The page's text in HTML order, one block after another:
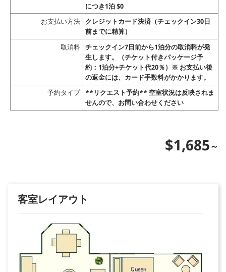
につき1泊 $0
お支払い方法
クレジットカード決済（チェックイン30日
前までに精算）
取消料 チェックイン7日前から1泊分の取消料が発
生します。（チケット付きパッケージ予
約：1泊分+チケット代20％）※ お支払い後
の返金には、カード手数料がかかります。
予約タイプ
**リクエスト予約** 空室状況は反映されま
せんので、お問い合わせください
$1,685
客室レイアウト